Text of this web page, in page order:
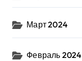
Март 2024
Февраль 2024